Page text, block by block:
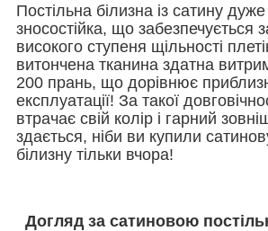
Постільна білизна із сатину
зносостійка, що забезпечується
високого ступеня щільності
витончена тканина здатна
200 прань, що дорівнює
експлуатації! За такої
втрачає свій колір і гарний
здається, ніби ви купили
білизну тільки вчора!
Догляд за сатиновою